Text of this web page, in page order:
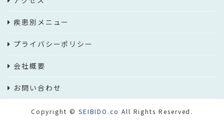
疾患別メニュー
プライバシーポリシー
会社概要
お問い合わせ
Copyright © SEIBIDO.co All Rights Reserved.